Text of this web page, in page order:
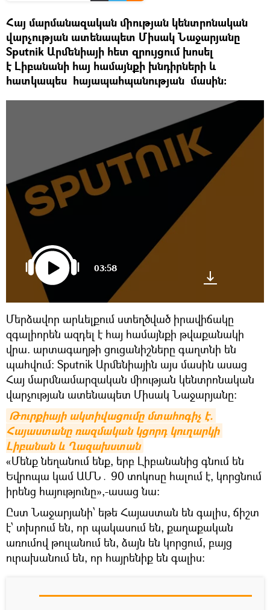
Հայ մարմանազական միության կենտրոնական
վարչության ատենապետ Միսակ Նաջարյանը
Sputnik Արմենիայի հետ զրույցում խոսել
է Լիբանանի հայ համայնքի խնդիրների և
հատկապես հայապահպանության մասին։
03:58
Մերձավոր արևելքում ստեղծված իրավիճակը
զգալիորեն ազդել է հայ համայնքի թվաքանակի
վրա. արտագաղթի ցուցանիշները գաղտնի են
պահվում։ Sputnik Արմենիային այս մասին ասաց
Հայ մարմնամարզական միության կենտրոնական
վարչության ատենապետ Միսակ Նաջարյանը։
Թուրքիայի ակտիվացումը մտահոգիչ է.
Հայաստանը ռազմական կցորդ կուղարկի
Լիբանան և Ղազախստան
«Մենք նեղանում ենք, երբ Լիբանանից գնում են
Եվրոպա կամ ԱՄՆ․ 90 տոկոսը հալում է, կորցնում
իրենց հայությունը»,-ասաց նա։
Ըստ Նաջարյանի՝ եթե Հայաստան են գալիս, ճիշտ
է՝ տխրում են, որ պակասում են, քաղաքական
առումով թուլանում են, ձայն են կորցում, բայց
ուրախանում են, որ հայրենիք են գալիս։